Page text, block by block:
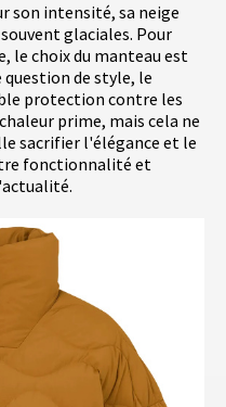
son intensité, sa neige
glaciales. Pour
le choix du manteau est
de style, le
protection contre les
prime, mais cela ne
sacrifier l'élégance et le
fonctionnalité et